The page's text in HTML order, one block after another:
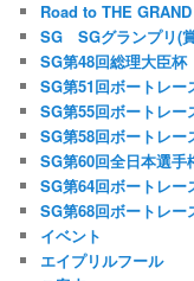
Road to THE
SG SGグランプリ(
SG第48回総理大臣杯
SG第51回ボートレー
SG第55回ボートレー
SG第58回ボートレー
SG第60回全日本選手
SG第64回ボートレー
SG第68回ボートレー
イベント
エイプリルフール